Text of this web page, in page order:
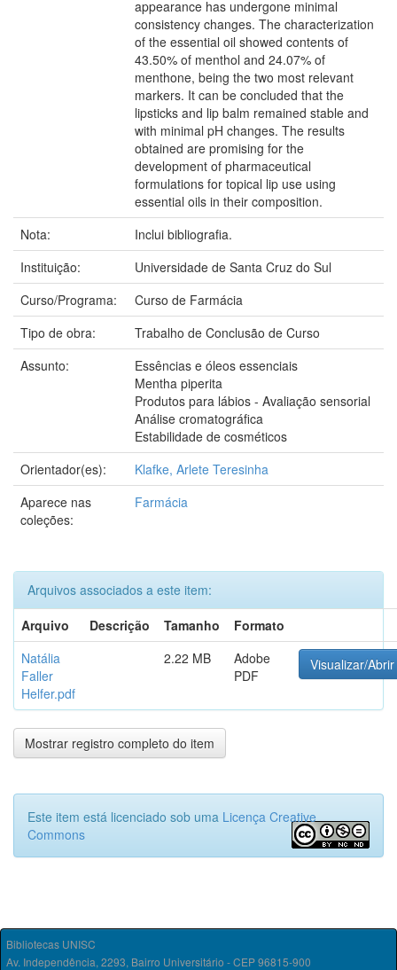
appearance has undergone minimal
consistency changes. The characterization
of the essential oil showed contents of
43.50% of menthol and 24.07% of
menthone, being the two most relevant
markers. It can be concluded that the
lipsticks and lip balm remained stable and
with minimal pH changes. The results
obtained are promising for the
development of pharmaceutical
formulations for topical lip use using
essential oils in their composition.
Nota:
Inclui bibliografia.
Instituição:
Universidade de Santa Cruz do Sul
Curso/Programa:
Curso de Farmácia
Tipo de obra:
Trabalho de Conclusão de Curso
Assunto:
Essências e óleos essenciais
Mentha piperita
Produtos para lábios - Avaliação sensorial
Análise cromatográfica
Estabilidade de cosméticos
Orientador(es):
Klafke, Arlete Teresinha
Aparece nas
coleções:
Farmácia
Arquivos associados a este item:
Arquivo
Descrição Tamanho
Formato
Natália
Faller
Helfer.pdf
2.22 MB
Adobe
PDF
Visualizar/Abrir
Mostrar registro completo do item
Este item está licenciado sob uma Licença Creative
Commons
Bibliotecas UNISC
Av. Independência, 2293, Bairro Universitário - CEP 96815-900